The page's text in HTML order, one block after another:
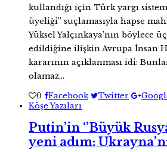
kullandığı için Türk yargı
üyeliği’’ suçlamasıyla hapse
Yüksel Yalçınkaya’nın böylece
edildiğine ilişkin Avrupa İnsan
kararının açıklanması idi:
olamaz…
0
Facebook Twitter
Köşe Yazıları
Putin’in ‘’Büyük
yeni adım: